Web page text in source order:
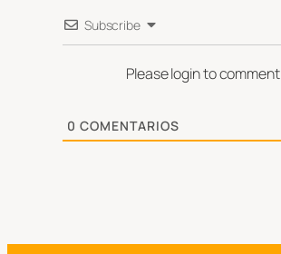
Subscribe
Please login to comment
0 COMENTARIOS